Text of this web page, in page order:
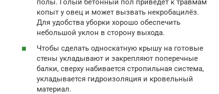
полы. Голый бетонный пол приведёт к травмам
копыт у овец и может вызвать некробацилёз.
Для удобства уборки хорошо обеспечить
небольшой уклон в сторону выхода.
Чтобы сделать односкатную крышу на готовые
стены укладывают и закрепляют поперечные
балки, сверху набивается стропильная система,
укладывается гидроизоляция и кровельный
материал.